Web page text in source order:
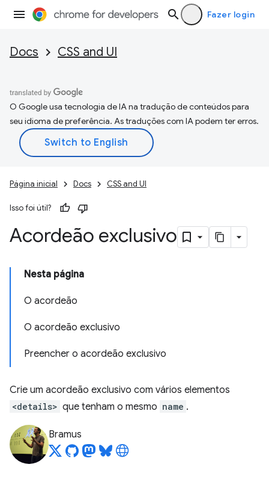
Fazer login
Docs CSS and UI
O Google usa tecnologia de IA na tradução de conteúdos para
seu idioma de preferência. As traduções com IA podem ter erros.
Página inicial Docs CSS and UI
Isso foi útil?
Acordeão exclusivo
Nesta página
O acordeão
O acordeão exclusivo
Preencher o acordeão exclusivo
Crie um acordeão exclusivo com vários elementos
<details> que tenham o mesmo name .
Bramus